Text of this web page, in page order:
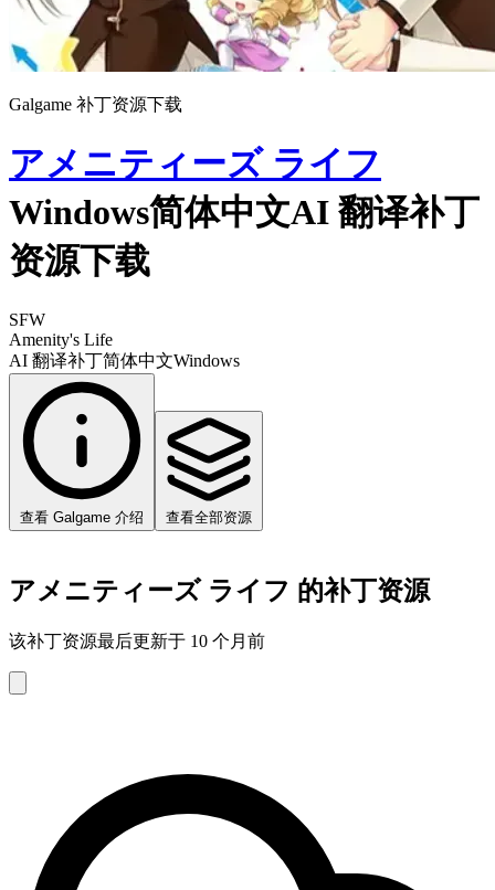
Galgame 补丁资源下载
アメニティーズ ライフ
Windows简体中文AI 翻译补丁
资源下载
SFW
Amenity's Life
AI 翻译补丁简体中文Windows
查看 Galgame 介绍 查看全部资源
アメニティーズ ライフ 的补丁资源
该补丁资源最后更新于 10 个月前